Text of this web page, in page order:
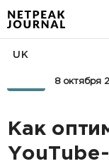
8 октября
UK
Как